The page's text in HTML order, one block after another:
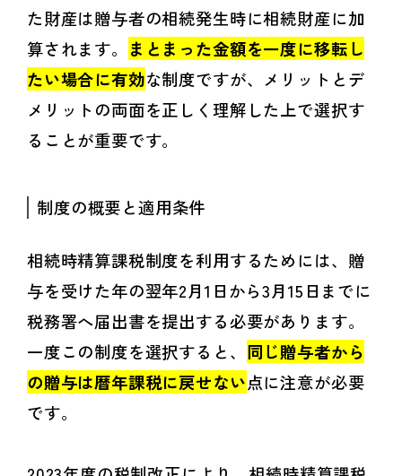
た財産は贈与者の相続発生時に相続財産に加
算されます。
まとまった金額を一度に移転し
たい場合に有効な制度ですが、メリットとデ
メリットの両面を正しく理解した上で選択す
ることが重要です。
制度の概要と適用条件
相続時精算課税制度を利用するためには、贈
与を受けた年の翌年2月1日から3月15日までに
税務署へ届出書を提出する必要があります。
一度この制度を選択すると、 同じ贈与者から
の贈与は暦年課税に戻せない点に注意が必要
です。